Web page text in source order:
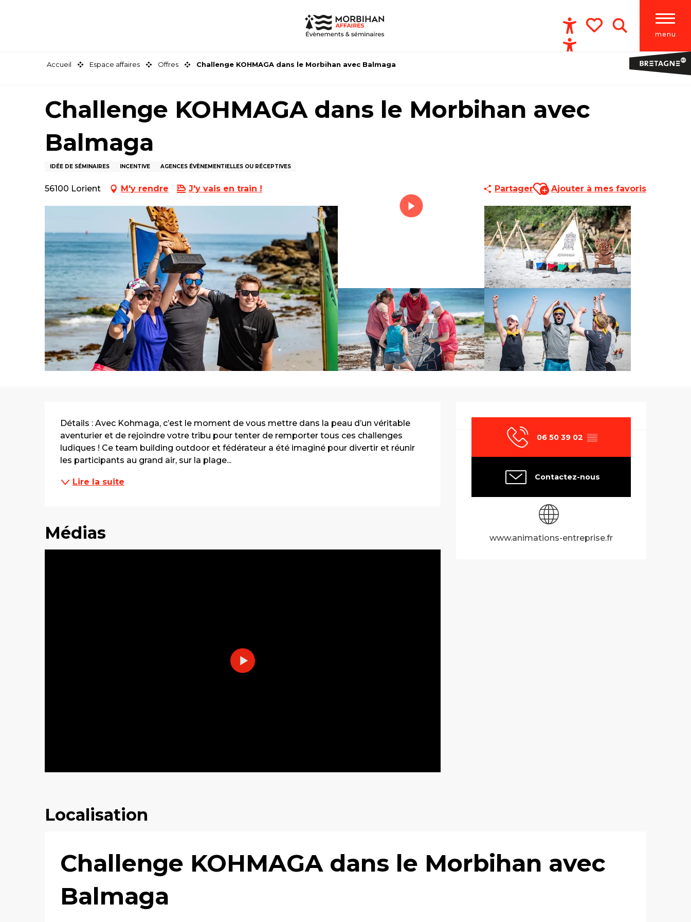
menu
Accessibilité
Accueil Espace affaires Offres Challenge KOHMAGA dans le Morbihan avec Balmaga
Challenge KOHMAGA dans le Morbihan avec
Balmaga
IDÉE DE SÉMINAIRES INCENTIVE AGENCES ÉVÈNEMENTIELLES OU RÉCEPTIVES
56100 Lorient M'y rendre J'y vais en train ! PartagerAjouter aux favoris
Ajouter à mes favoris
Ouverture et
06 50 39 02 ▒▒
Contactez-nous
www.animations-entreprise.fr
Description
Détails : Avec Kohmaga, c’est le moment de vous mettre dans la peau d’un véritable
aventurier et de rejoindre votre tribu pour tenter de remporter tous ces challenges
ludiques ! Ce team building outdoor et fédérateur a été imaginé pour divertir et réunir
les participants au grand air, sur la plage...
Lire la suite
Médias
Localisation
Challenge KOHMAGA dans le Morbihan avec
Balmaga